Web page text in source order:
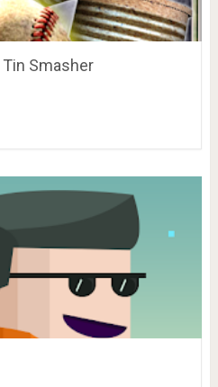
Smasher